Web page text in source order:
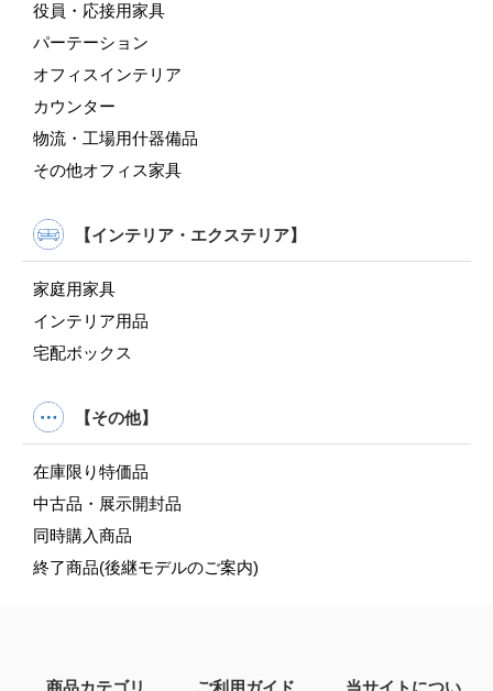
役員・応接用家具
パーテーション
オフィスインテリア
カウンター
物流・工場用什器備品
その他オフィス家具
【インテリア・エクステリア】
家庭用家具
インテリア用品
宅配ボックス
【その他】
在庫限り特価品
中古品・展示開封品
同時購入商品
終了商品(後継モデルのご案内)
商品カテゴリ ご利用ガイド
当サイトについ